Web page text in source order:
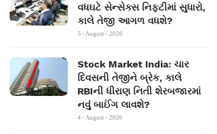
વધઘટે સેન્સેક્સ નિફ્ટીમાં સુધારો,
કાલે તેજી આગળ વધશે?
5 - August - 2026
Stock Market India: ચાર
દિવસની તેજીને બ્રેક, કાલે
RBIની ધીરાણ નિતી શેરબજારમાં
નવું બાઈંગ લાવશે?
4 - August - 2026